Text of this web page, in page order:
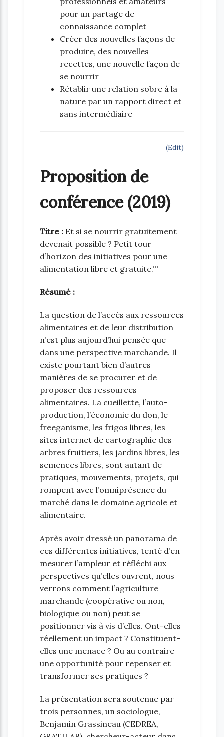
pour un partage de
connaissance complet
Créer des nouvelles façons de
produire, des nouvelles
recettes, une nouvelle façon de
se nourrir
Rétablir une relation sobre à la
nature par un rapport direct et
sans intermédiaire
(Edit)
Proposition de
conférence (2019)
Titre : Et si se nourrir gratuitement
devenait possible ? Petit tour
d’horizon des initiatives pour une
alimentation libre et gratuite.'''
Résumé :
La question de l’accès aux ressources
alimentaires et de leur distribution
n’est plus aujourd’hui pensée que
dans une perspective marchande. Il
existe pourtant bien d’autres
manières de se procurer et de
proposer des ressources
alimentaires. La cueillette, l’auto-
production, l’économie du don, le
freeganisme, les frigos libres, les
sites internet de cartographie des
arbres fruitiers, les jardins libres, les
semences libres, sont autant de
pratiques, mouvements, projets, qui
rompent avec l’omniprésence du
marché dans le domaine agricole et
alimentaire.
Après avoir dressé un panorama de
ces différentes initiatives, tenté d’en
mesurer l’ampleur et réfléchi aux
perspectives qu’elles ouvrent, nous
verrons comment l’agriculture
marchande (coopérative ou non,
biologique ou non) peut se
positionner vis à vis d’elles. Ont-elles
réellement un impact ? Constituent-
elles une menace ? Ou au contraire
une opportunité pour repenser et
transformer ses pratiques ?
La présentation sera soutenue par
trois personnes, un sociologue,
Benjamin Grassineau (CEDREA,